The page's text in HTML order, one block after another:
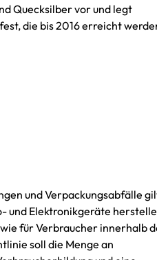
Quecksilber vor und legt
die bis 2016 erreicht
und Verpackungsabfälle
und Elektronikgeräte
für Verbraucher innerhalb
soll die Menge an